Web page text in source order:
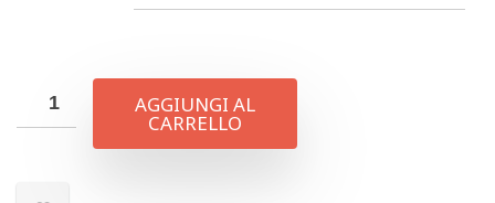
AGGIUNGI AL
CARRELLO